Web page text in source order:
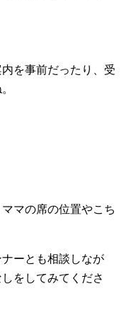
を事前だったり、受
マの席の位置やこち
ーとも相談しなが
をしてみてくださ